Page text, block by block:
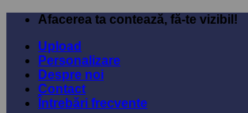
Sari
conținut
Afacerea ta contează, fă-te vizibil!
Upload
Personalizare
Despre noi
Contact
Întrebări frecvente